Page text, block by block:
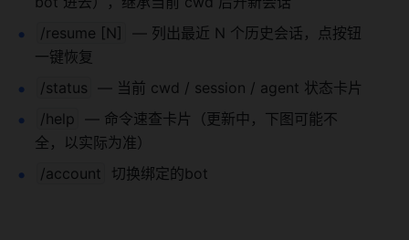
/resume [N]
— 列出最近 N 个历史会话，点按钮
一键恢复
/status
— 当前 cwd / session / agent 状态卡片
/help
— 命令速查卡片（更新中，下图可能不
全，以实际为准）
/account
切换绑定的bot